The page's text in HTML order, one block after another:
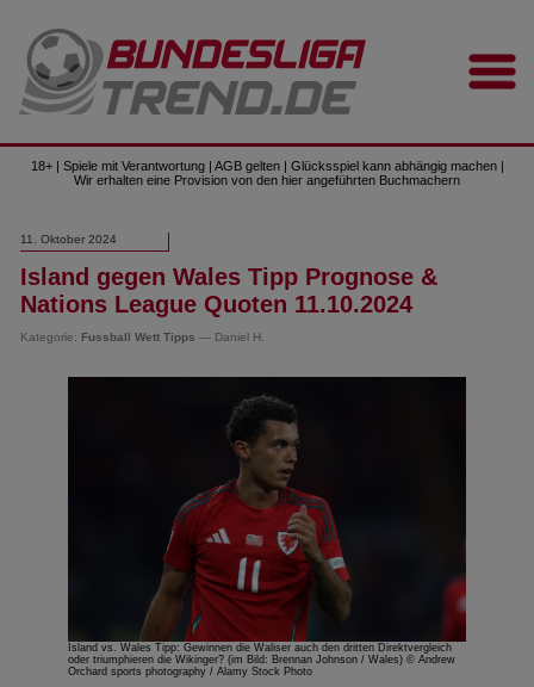
18+ | Spiele mit Verantwortung | AGB gelten | Glücksspiel kann abhängig machen |
Wir erhalten eine Provision von den hier angeführten Buchmachern
11. Oktober 2024
Island gegen Wales Tipp Prognose &
Nations League Quoten 11.10.2024
Kategorie: Fussball Wett Tipps — Daniel H.
Island vs. Wales Tipp: Gewinnen die Waliser auch den dritten Direktvergleich
oder triumphieren die Wikinger? (im Bild: Brennan Johnson / Wales) © Andrew
Orchard sports photography / Alamy Stock Photo